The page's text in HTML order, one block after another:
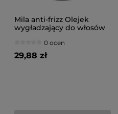
Mila anti-frizz Olejek
wygładzający do włosów
0 ocen
29,88 zł